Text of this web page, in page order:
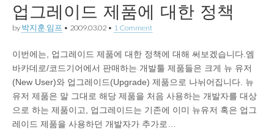
업그레이드 제품에 대한 정책
by 박지훈.임프 • 2009.03.02 • 1 Comment
이번에는, 업그레이드 제품에 대한 정책에 대해 써보겠습니다.엠
바카데로/코드기어에서 판매하는 개발툴 제품들은 크게 뉴 유저
(New User)와 업그레이드(Upgrade) 제품으로 나뉘어집니다. 뉴
유저 제품은 말 그대로 해당 제품을 처음 사용하는 개발자를 대상
으로 하는 제품이고, 업그레이드는 기존에 이미 뉴유저 혹은 업그
레이드 제품을 사용하던 개발자가 추가로…